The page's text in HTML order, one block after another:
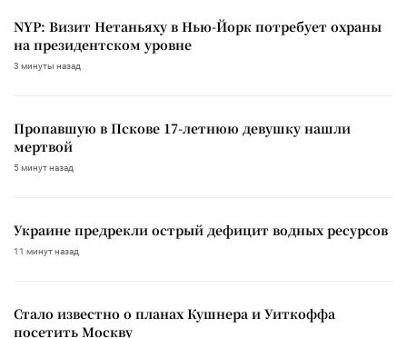
NYP: Визит Нетаньяху в Нью-Йорк потребует охраны
на президентском уровне
3 минуты назад
Пропавшую в Пскове 17-летнюю девушку нашли
мертвой
5 минут назад
Украине предрекли острый дефицит водных ресурсов
11 минут назад
Стало известно о планах Кушнера и Уиткоффа
посетить Москву